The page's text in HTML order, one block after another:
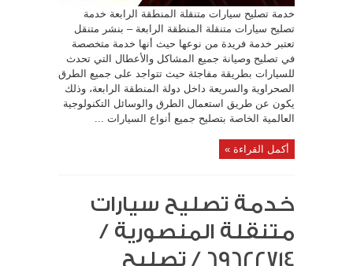
خدمة تصليح سيارات متنقلة المنطقة الرابعة خدمة
تصليح سيارات متنقلة المنطقة الرابعة – بنشر متنقل
تعتبر خدمة فريدة من نوعها حيث أنها خدمة متخصصة
في تصليح وصيانة جميع المشاكل والأعطال التي تحدث
للسيارات بطريقة مفاجئة حيث تتواجد على جميع الطرق
الصحراوية والسريعة داخل دولة المنطقة الرابعة، وذلك
يكون عن طريق استعمال الطرق والوسائل التكنولوجية
العالمية الخاصة بتصليح جميع أنواع السيارات ...
أكمل القراءة »
خدمة تصليح سيارات
متنقلة المنصورية /
69622714‬ / تصليح